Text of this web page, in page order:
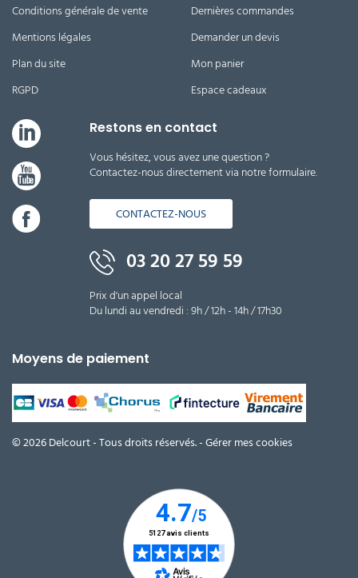
Conditions générale de vente
Mentions légales
Plan du site
RGPD
Dernières commandes
Demander un devis
Mon panier
Espace cadeaux
Restons en contact
Vous hésitez, vous avez une question ?
Contactez-nous directement via notre formulaire.
CONTACTEZ-NOUS
03 20 27 59 59
Prix d'un appel local
Du lundi au vendredi : 9h / 12h - 14h / 17h30
Moyens de paiement
© 2026 Delcourt - Tous droits réservés. -Gérer mes cookies